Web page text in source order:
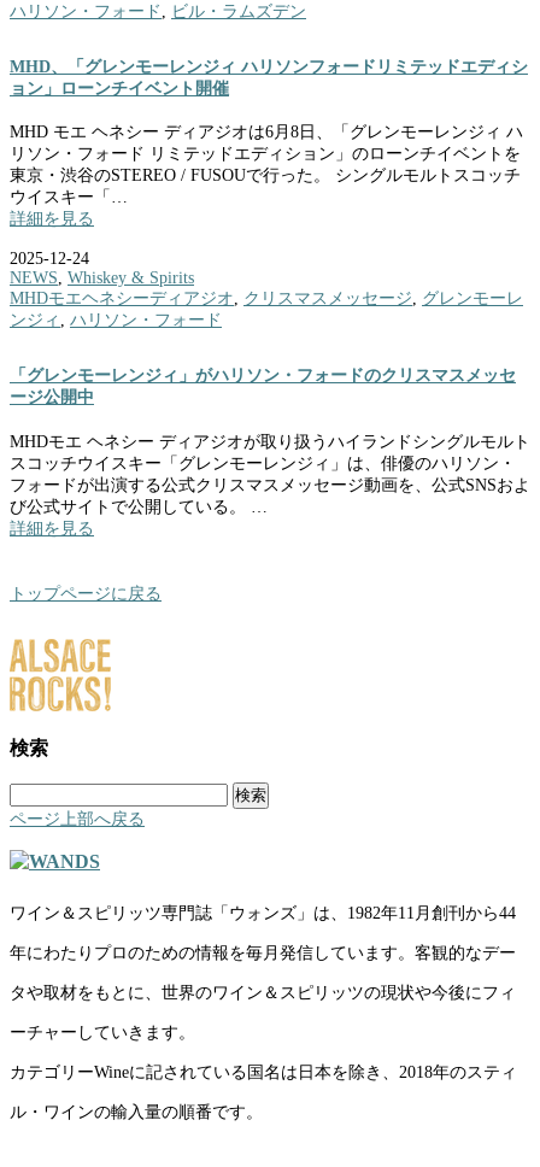
ハリソン・フォード
ビル・ラムズデン
MHD、「グレンモーレンジィ ハリソンフォードリミテッドエディシ
ョン」ローンチイベント開催
MHD モエ ヘネシー ディアジオは6月8日、「グレンモーレンジィ ハ
リソン・フォード リミテッドエディション」のローンチイベントを
東京・渋谷のSTEREO / FUSOUで行った。 シングルモルトスコッチ
ウイスキー「…
詳細を見る
2025-12-24
NEWS, Whiskey & Spirits
MHDモエヘネシーディアジオ, クリスマスメッセージ, グレンモーレ
ンジィ , ハリソン・フォード
「グレンモーレンジィ」がハリソン・フォードのクリスマスメッセ
ージ公開中
MHDモエ ヘネシー ディアジオが取り扱うハイランドシングルモルト
スコッチウイスキー「グレンモーレンジィ」は、俳優のハリソン・
フォードが出演する公式クリスマスメッセージ動画を、公式SNSおよ
び公式サイトで公開している。 …
詳細を見る
トップページに戻る
検索
検
索:
ページ上部へ戻る
ワイン＆スピリッツ専門誌「ウォンズ」は、1982年11月創刊から44
年にわたりプロのための情報を毎月発信しています。客観的なデー
タや取材をもとに、世界のワイン＆スピリッツの現状や今後にフィ
ーチャーしていきます。
カテゴリーWineに記されている国名は日本を除き、2018年のスティ
ル・ワインの輸入量の順番です。